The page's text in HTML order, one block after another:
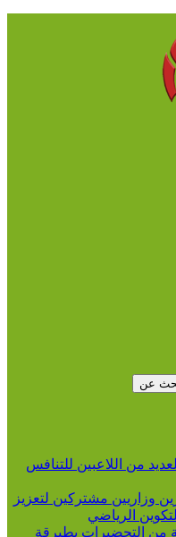
عن
من اللاعبين للتنافس
وزاريين مشتركين لتعزيز
الرياضي
من التحضيرات بطبرقة